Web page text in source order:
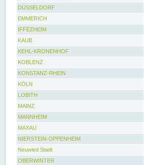
DÜSSELDORF
EMMERICH
IFFEZHEIM
KAUB
KEHL-KRONENHOF
KOBLENZ
KONSTANZ-RHEIN
KÖLN
LOBITH
MAINZ
MANNHEIM
MAXAU
NIERSTEIN-OPPENHEIM
Neuwied Stadt
OBERWINTER